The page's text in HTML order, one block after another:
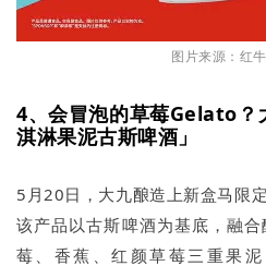
图片来源：红
4、会冒泡的草莓Gelato？
淇淋果泥古斯啤酒」
5月20日，大九酿造上新盒马限
该产品以古斯啤酒为基底，融
莓、香蕉、红颜草莓三重果